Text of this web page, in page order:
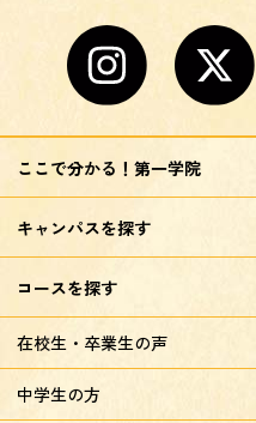
ここで分かる！第一学院
キャンパスを探す
コースを探す
在校生・卒業生の声
中学生の方